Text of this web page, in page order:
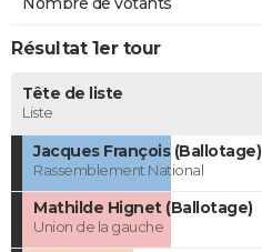
Résultat 1er tour
Tête de liste
Liste
Jacques François (Ballotage)
Rassemblement National
Mathilde Hignet (Ballotage)
Union de la gauche